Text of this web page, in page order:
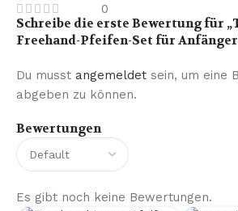
0
Bewertungen
Es gibt noch keine Bewertungen.
Schreibe die erste Bewertung für
Freehand-Pfeifen-Set für
Du musst angemeldet sein, um eine
abgeben zu können.